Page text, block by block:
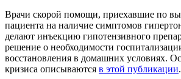
Врачи скорой помощи, приехавшие по
пациента на наличие симптомов
делают инъекцию гипотензивного
решение о необходимости
восстановления в домашних условиях.
кризиса описываются в этой публикации.